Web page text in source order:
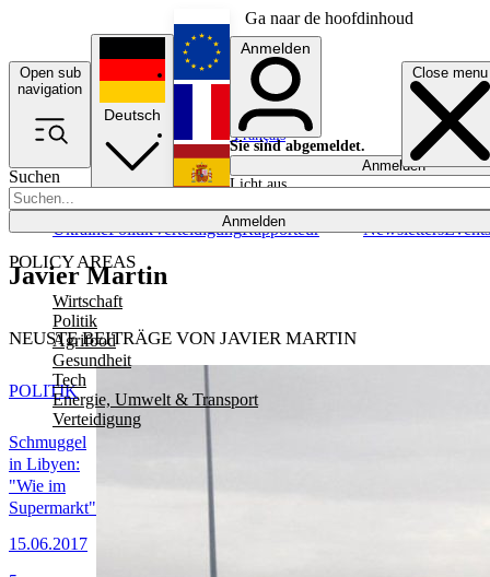
Ga naar de hoofdinhoud
Open sub
navigation
Close menu
Suchen
Anmelden
POLICY AREAS
Wirtschaft
Politik
Agrifood
Gesundheit
Tech
Energie, Umwelt & Transport
Verteidigung
UkrainePolitikVerteidigungRapporteur NewslettersEvents
Deutsch
English
Français
Anmelden
Sie sind abgemeldet.
Anmelden
Licht aus
Javier Martin
NEUSTE BEITRÄGE VON JAVIER MARTIN
Schmuggel
in Libyen:
"Wie im
Supermarkt"
15.06.2017
POLITIK